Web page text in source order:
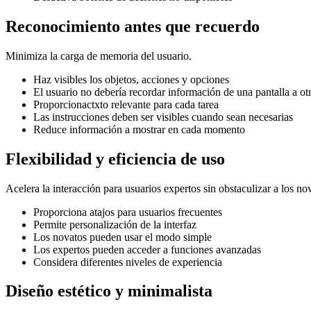
Reconocimiento antes que recuerdo
Minimiza la carga de memoria del usuario.
Haz visibles los objetos, acciones y opciones
El usuario no debería recordar información de una pantalla a
Proporcionactxto relevante para cada tarea
Las instrucciones deben ser visibles cuando sean necesarias
Reduce información a mostrar en cada momento
Flexibilidad y eficiencia de uso
Acelera la interacción para usuarios expertos sin obstaculizar a los
Proporciona atajos para usuarios frecuentes
Permite personalización de la interfaz
Los novatos pueden usar el modo simple
Los expertos pueden acceder a funciones avanzadas
Considera diferentes niveles de experiencia
Diseño estético y minimalista